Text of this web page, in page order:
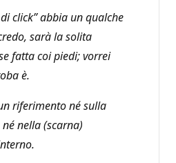
click” abbia un qualche
sarà la solita
fatta coi piedi; vorrei
è.
riferimento né sulla
nella (scarna)